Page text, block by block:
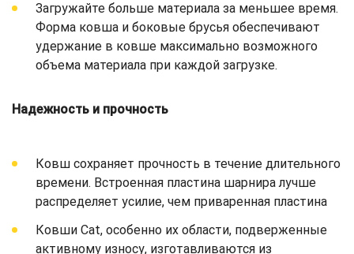
Загружайте больше материала за меньшее время.
Форма ковша и боковые брусья обеспечивают
удержание в ковше максимально возможного
объема материала при каждой загрузке.
Надежность и прочность
Ковш сохраняет прочность в течение длительного
времени. Встроенная пластина шарнира лучше
распределяет усилие, чем приваренная пластина
Ковши Cat, особенно их области, подверженные
активному износу, изготавливаются из